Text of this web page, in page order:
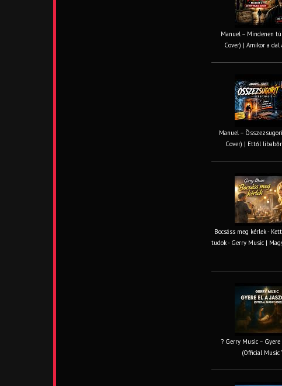
Manuel – Mindenen
Cover) | Amikor a
Manuel –
Cover) | Ettől
Bocsáss meg kérlek -
tudok - Gerry Music |
? Gerry Music –
(Official Music